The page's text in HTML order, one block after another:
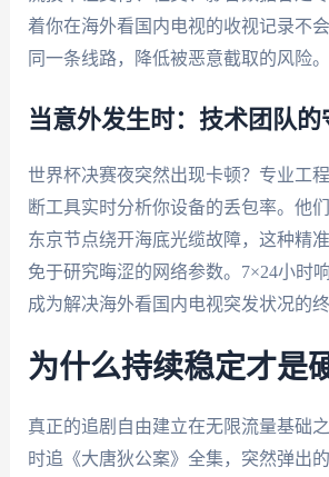
着你在海外看国内电视的收视记录不
同一条线路，降低被恶意截取的风险。
当意外发生时：技术团队的
世界杯决赛夜突然出现卡顿？专业工
断工具实时分析你设备的丢包率。他
东京节点绕开海底光缆故障，这种精
免于研究晦涩的网络参数。7×24小时
成为解决海外看国内电视突发状况的终
为什么持续稳定才是
真正的追剧自由建立在无限流量基础
时追《大唐狄公案》全集，突然弹出